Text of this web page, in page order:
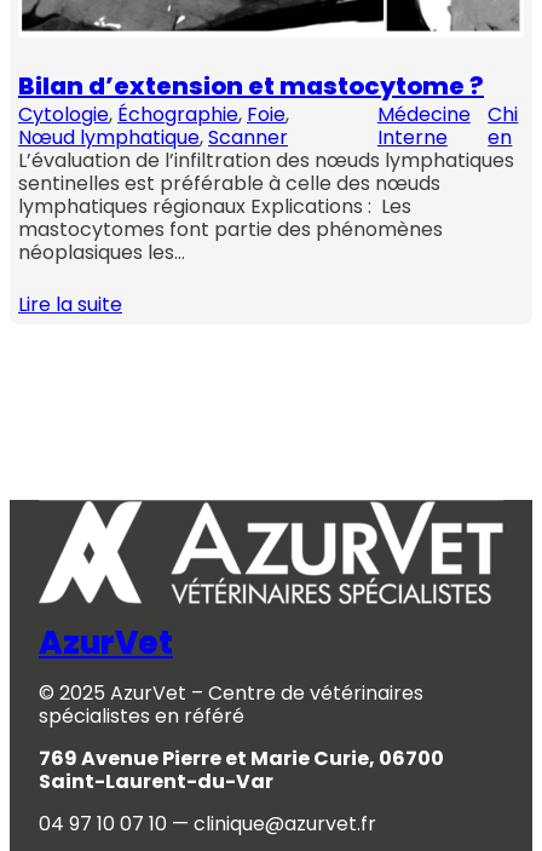
Bilan d’extension et mastocytome ?
Cytologie, Échographie, Foie,
Nœud lymphatique, Scanner
Médecine
Interne
Chi
en
L’évaluation de l’infiltration des nœuds lymphatiques
sentinelles est préférable à celle des nœuds
lymphatiques régionaux Explications : Les
mastocytomes font partie des phénomènes
néoplasiques les…
Lire la suite
AzurVet
© 2025 AzurVet – Centre de vétérinaires
spécialistes en référé
769 Avenue Pierre et Marie Curie, 06700
Saint-Laurent-du-Var
04 97 10 07 10 — clinique@azurvet.fr